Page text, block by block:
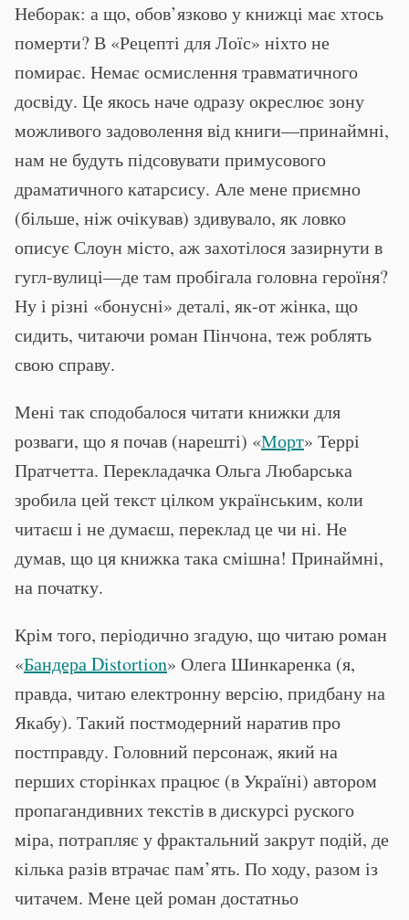
Неборак: а що, обов’язково у книжці має хтось
померти? В «Рецепті для Лоїс» ніхто не
помирає. Немає осмислення травматичного
досвіду. Це якось наче одразу окреслює зону
можливого задоволення від книги—принаймні,
нам не будуть підсовувати примусового
драматичного катарсису. Але мене приємно
(більше, ніж очікував) здивувало, як ловко
описує Слоун місто, аж захотілося зазирнути в
гугл-вулиці—де там пробігала головна героїня?
Ну і різні «бонусні» деталі, як-от жінка, що
сидить, читаючи роман Пінчона, теж роблять
свою справу.
Мені так сподобалося читати книжки для
розваги, що я почав (нарешті) «Морт» Террі
Пратчетта. Перекладачка Ольга Любарська
зробила цей текст цілком українським, коли
читаєш і не думаєш, переклад це чи ні. Не
думав, що ця книжка така смішна! Принаймні,
на початку.
Крім того, періодично згадую, що читаю роман
«Бандера Distortion» Олега Шинкаренка (я,
правда, читаю електронну версію, придбану на
Якабу). Такий постмодерний наратив про
постправду. Головний персонаж, який на
перших сторінках працює (в Україні) автором
пропагандивних текстів в дискурсі руского
міра, потрапляє у фрактальний закрут подій, де
кілька разів втрачає пам’ять. По ходу, разом із
читачем. Мене цей роман достатньо